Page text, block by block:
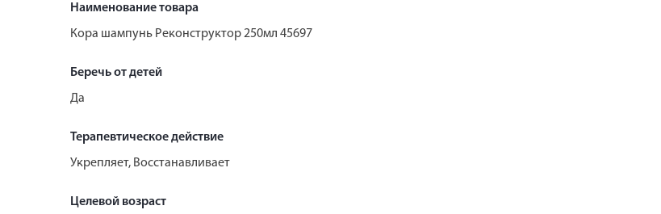
Наименование товара
Кора шампунь Реконструктор 250мл 45697
Беречь от детей
Да
Терапевтическое действие
Укрепляет, Восстанавливает
Целевой возраст